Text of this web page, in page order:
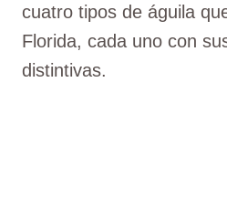
cuatro tipos de águila
Florida, cada uno con
distintivas.